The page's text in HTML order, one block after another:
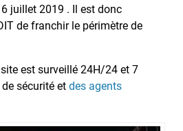
juillet 2019 . Il est donc
de franchir le périmètre de
est surveillé 24H/24 et 7
sécurité etdes agents